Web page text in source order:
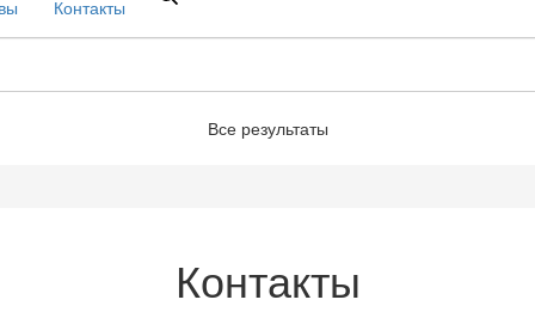
Контакты
Все результаты
Контакты